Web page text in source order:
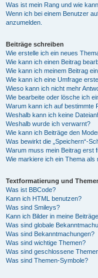
Was ist mein Rang und wie
Wenn ich bei einem Benutzer
anzumelden.
Beiträge schreiben
Wie erstelle ich ein neues
Wie kann ich einen Beitrag
Wie kann ich meinem Beitrag
Wie kann ich eine Umfrage
Wieso kann ich nicht mehr
Wie bearbeite oder lösche ich
Warum kann ich auf bestimmte
Weshalb kann ich keine
Weshalb wurde ich verwarnt?
Wie kann ich Beiträge den
Was bewirkt die „Speichern“-
Warum muss mein Beitrag erst
Wie markiere ich ein Thema als
Textformatierung und
Was ist BBCode?
Kann ich HTML benutzen?
Was sind Smileys?
Kann ich Bilder in meine
Was sind globale
Was sind Bekanntmachungen?
Was sind wichtige Themen?
Was sind geschlossene
Was sind Themen-Symbole?